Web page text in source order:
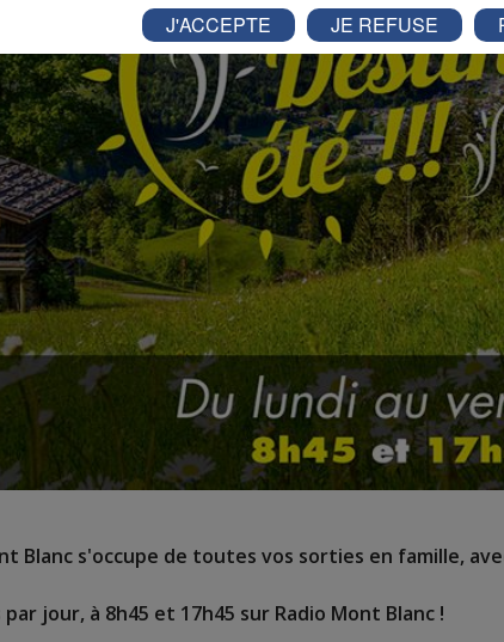
Blanc s'occupe de toutes vos sorties en famille,
jour, à 8h45 et 17h45 sur Radio Mont Blanc !
J'ACCEPTE JE REFUSE